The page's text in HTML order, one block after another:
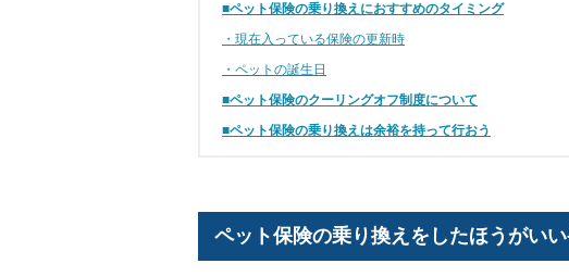
■ペット保険の乗り換えにおすすめのタイミング
・現在入っている保険の更新時
・ペットの誕生日
■ペット保険のクーリングオフ制度について
■ペット保険の乗り換えは余裕を持って行おう
ペット保険の乗り換えをしたほうがい